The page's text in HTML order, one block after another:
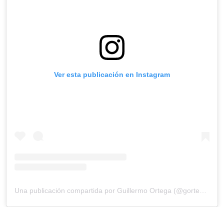
Ver esta publicación en Instagram